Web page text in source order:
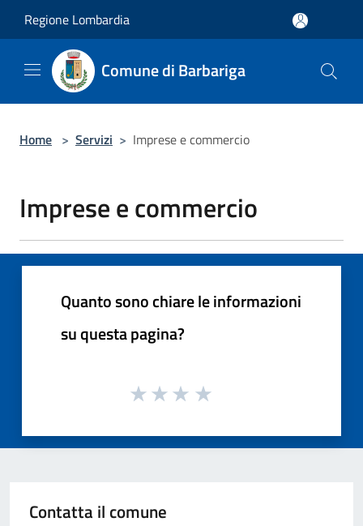
Regione Lombardia
Comune di Barbariga
Home > Servizi > Imprese e commercio
Imprese e commercio
Quanto sono chiare le informazioni
su questa pagina?
Contatta il comune